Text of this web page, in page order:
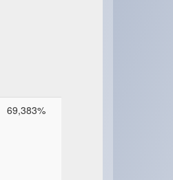
69,383%